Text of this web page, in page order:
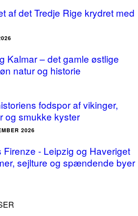
af det Tredje Rige krydret med
Kalmar – det gamle østlige
natur og historie
fodspor af vikinger,
og smukke kyster
2026
Firenze - Leipzig og Haveriget
sejlture og spændende byer